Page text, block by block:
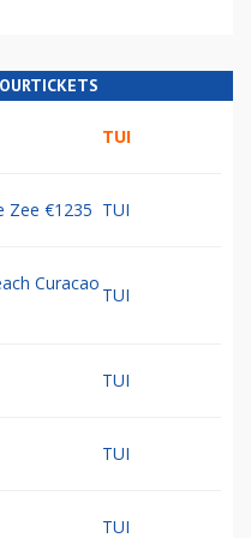
TUI
Zee €1235 TUI
Curacao
TUI
TUI
TUI
TUI